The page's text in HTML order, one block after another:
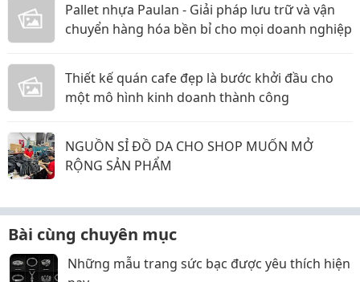
Pallet nhựa Paulan - Giải pháp lưu trữ và vận
chuyển hàng hóa bền bỉ cho mọi doanh nghiệp
Thiết kế quán cafe đẹp là bước khởi đầu cho
một mô hình kinh doanh thành công
NGUỒN SỈ ĐỒ DA CHO SHOP MUỐN MỞ
RỘNG SẢN PHẨM
Bài cùng chuyên mục
Những mẫu trang sức bạc được yêu thích hiện